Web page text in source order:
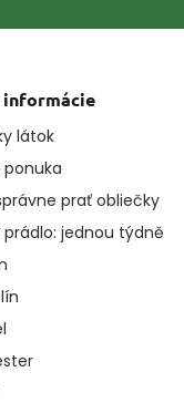
informácie
látok
ponuka
prať obliečky
prádlo: jednou týdně